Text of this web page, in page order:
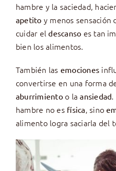
hambre y la saciedad,
apetito y menos sensación
cuidar eldescanso es tan
bien los alimentos.
También las emociones
convertirse en una forma
aburrimientoo laansiedad.
hambre no es física, sino
alimento logra saciarla del